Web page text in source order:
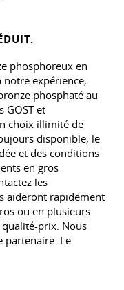
phosphoreux en
notre expérience,
phosphaté au
GOST et
choix illimité de
disponible, le
et des conditions
en gros
les
aideront rapidement
ou en plusieurs
prix. Nous
partenaire. Le